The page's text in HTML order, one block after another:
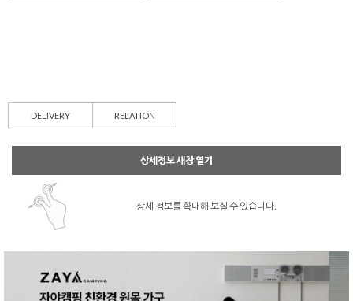
DELIVERY RELATION
상세정보 새창 열기
상세 정보를 확대해 보실 수 있습니다.